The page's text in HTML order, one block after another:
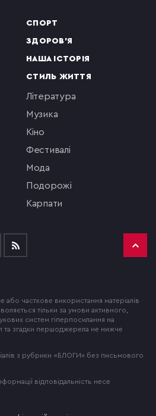
СПОРТ
ЗДОРОВ'Я
НАША ІСТОРІЯ
СТИЛЬ ЖИТТЯ
література
музика
кіно
фестивалі
мода
подорожі
Карпати
або часткове використання матеріалів
тільки за умови активного,
систем гіперпосилання на
та згадки першоджерела не нижче
з рубрики «БЛОГИ» без письмового
відповідальність несе